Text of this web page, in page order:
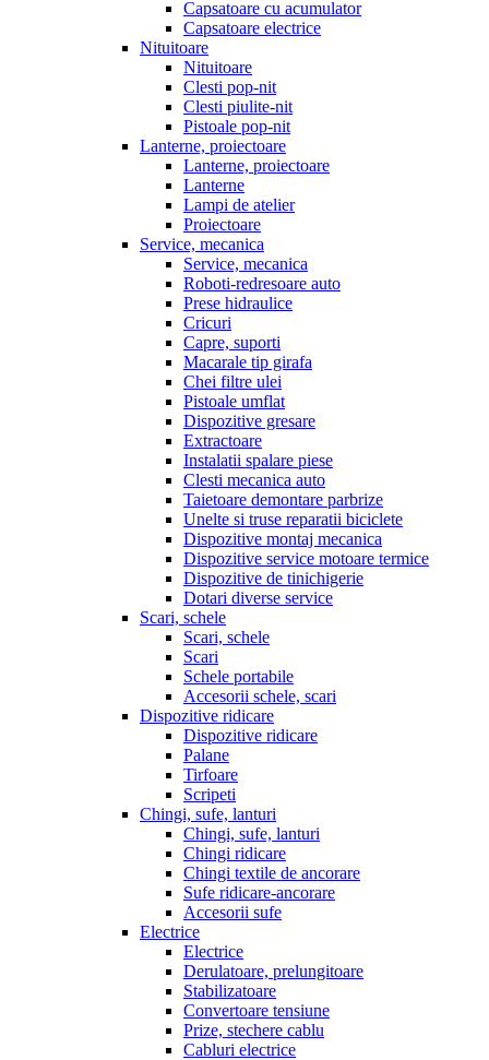
Capsatoare cu acumulator
Capsatoare electrice
Nituitoare
Nituitoare
Clesti pop-nit
Clesti piulite-nit
Pistoale pop-nit
Lanterne, proiectoare
Lanterne, proiectoare
Lanterne
Lampi de atelier
Proiectoare
Service, mecanica
Service, mecanica
Roboti-redresoare auto
Prese hidraulice
Cricuri
Capre, suporti
Macarale tip girafa
Chei filtre ulei
Pistoale umflat
Dispozitive gresare
Extractoare
Instalatii spalare piese
Clesti mecanica auto
Taietoare demontare parbrize
Unelte si truse reparatii biciclete
Dispozitive montaj mecanica
Dispozitive service motoare termice
Dispozitive de tinichigerie
Dotari diverse service
Scari, schele
Scari, schele
Scari
Schele portabile
Accesorii schele, scari
Dispozitive ridicare
Dispozitive ridicare
Palane
Tirfoare
Scripeti
Chingi, sufe, lanturi
Chingi, sufe, lanturi
Chingi ridicare
Chingi textile de ancorare
Sufe ridicare-ancorare
Accesorii sufe
Electrice
Electrice
Derulatoare, prelungitoare
Stabilizatoare
Convertoare tensiune
Prize, stechere cablu
Cabluri electrice